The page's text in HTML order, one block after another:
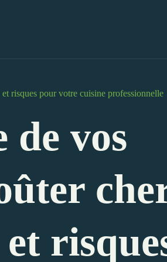
risques pour votre cuisine professionnelle
de vos